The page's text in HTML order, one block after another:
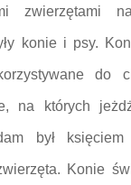
zwierzętami
konie i psy.
do
na których
był
Konie